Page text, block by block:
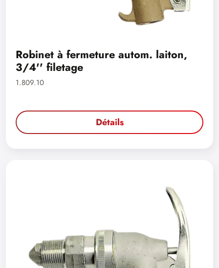
Robinet à fermeture autom. laiton,
3/4'' filetage
1.809.10
Détails